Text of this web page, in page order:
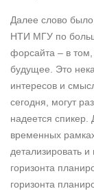
Далее слово
НТИ МГУ по
форсайта ‒ в
будущее. Это
интересов и
сегодня, могут
надеется спикер.
временных
детализировать
горизонта
горизонта